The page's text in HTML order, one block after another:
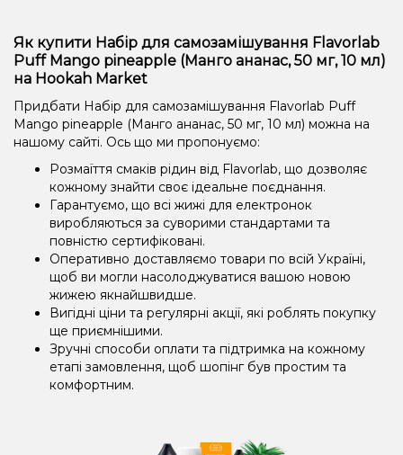
Як купити Набір для самозамішування Flavorlab
Puff Mango pineapple (Манго ананас, 50 ​​мг, 10 мл)
на Hookah Market
Придбати Набір для самозамішування Flavorlab Puff
Mango pineapple (Манго ананас, 50 ​​мг, 10 мл) можна на
нашому сайті. Ось що ми пропонуємо:
Розмаїття смаків рідин від Flavorlab, що дозволяє
кожному знайти своє ідеальне поєднання.
Гарантуємо, що всі жижі для електронок
виробляються за суворими стандартами та
повністю сертифіковані.
Оперативно доставляємо товари по всій Україні,
щоб ви могли насолоджуватися вашою новою
жижею якнайшвидше.
Вигідні ціни та регулярні акції, які роблять покупку
ще приємнішими.
Зручні способи оплати та підтримка на кожному
етапі замовлення, щоб шопінг був простим та
комфортним.